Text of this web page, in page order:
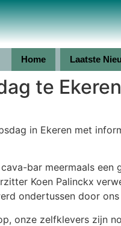
Home Laatste
te Ekeren
in Ekeren met
bar meermaals
Koen Palinckx
ondertussen door
onze zelfklevers zijn